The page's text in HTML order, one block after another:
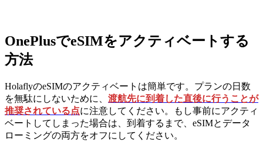
OnePlusでeSIMをアクティベートする
方法
HolaflyのeSIMのアクティベートは簡単です。プランの日数
を無駄にしないために、 渡航先に到着した直後に行うことが
推奨されている点に注意してください。もし事前にアクティ
ベートしてしまった場合は、到着するまで、eSIMとデータ
ローミングの両方をオフにしてください。